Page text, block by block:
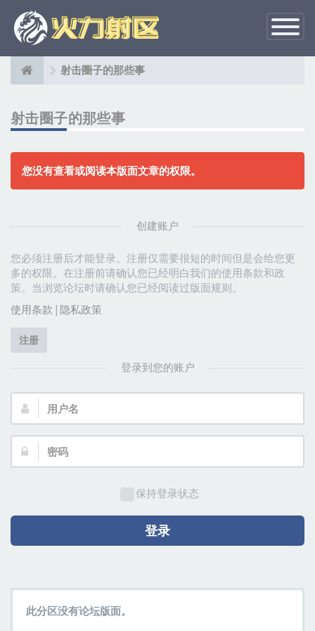
切
换
导
射击圈子的那些事
射击圈子的那些事
您没有查看或阅读本版面文章的权限。
创建账户
您必须注册后才能登录。注册仅需要很短的时间但是会给您更
多的权限。在注册前请确认您已经明白我们的使用条款和政
策。当浏览论坛时请确认您已经阅读过版面规则。
使用条款 | 隐私政策
注册
登录到您的账户
户
名：
码：
保持登录状态
登录
此分区没有论坛版面。